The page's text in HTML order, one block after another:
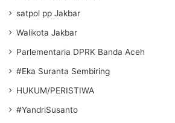
satpol pp Jakbar
Walikota Jakbar
Parlementaria DPRK Banda Aceh
#Eka Suranta Sembiring
HUKUM/PERISTIWA
#YandriSusanto